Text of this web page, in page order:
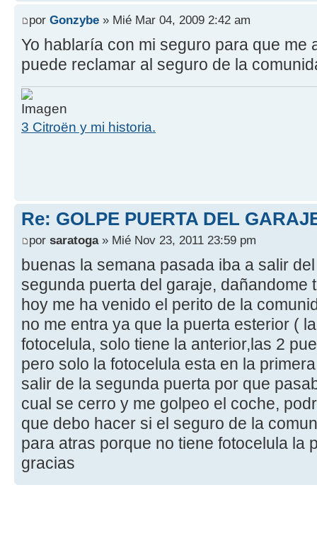
por Gonzybe » Mié Mar 04, 2009 2:42 am
Yo hablaría con mi seguro para que me
puede reclamar al seguro de la
3 Citroën y mi historia.
Re: GOLPE PUERTA DEL
por saratoga» Mié Nov 23, 2011 23:59 pm
buenas la semana pasada iba a salir
segunda puerta del garaje, dañandome
hoy me ha venido el perito de la
no me entra ya que la puerta esterior (
fotocelula, solo tiene la anterior,las 2
pero solo la fotocelula esta en la
salir de la segunda puerta por que
cual se cerro y me golpeo el coche,
que debo hacer si el seguro de la
para atras porque no tiene fotocelula la
gracias